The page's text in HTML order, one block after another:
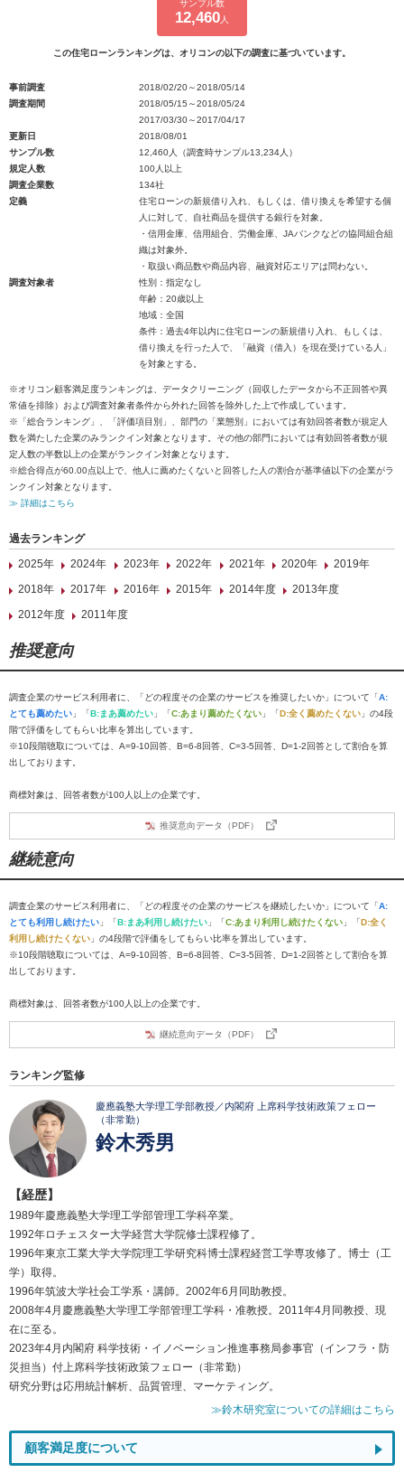
サンプル数
12,460 人
この住宅ローンランキングは、オリコンの以下の調査に基づいています。
事前調査
2018/02/20～2018/05/14
調査期間
2018/05/15～2018/05/24
2017/03/30～2017/04/17
更新日
2018/08/01
サンプル数
12,460人（調査時サンプル13,234人）
規定人数
100人以上
調査企業数
134社
定義
住宅ローンの新規借り入れ、もしくは、借り換えを希望する個
人に対して、自社商品を提供する銀行を対象。
・信用金庫、信用組合、労働金庫、JAバンクなどの協同組合組
織は対象外。
・取扱い商品数や商品内容、融資対応エリアは問わない。
調査対象者
性別：指定なし
年齢：20歳以上
地域：全国
条件：過去4年以内に住宅ローンの新規借り入れ、もしくは、
借り換えを行った人で、「融資（借入）を現在受けている人」
を対象とする。
※オリコン顧客満足度ランキングは、データクリーニング（回収したデータから不正回答や異
常値を排除）および調査対象者条件から外れた回答を除外した上で作成しています。
※「総合ランキング」、「評価項目別」、部門の「業態別」においては有効回答者数が規定人
数を満たした企業のみランクイン対象となります。その他の部門においては有効回答者数が規
定人数の半数以上の企業がランクイン対象となります。
※総合得点が60.00点以上で、他人に薦めたくないと回答した人の割合が基準値以下の企業がラ
ンクイン対象となります。
≫ 詳細はこちら
過去ランキング
2025年
2024年 2023年 2022年 2021年 2020年
2019年
2018年
2017年 2016年 2015年 2014年度
2013年度
2012年度
2011年度
推奨意向
調査企業のサービス利用者に、「どの程度その企業のサービスを推奨したいか」について「A:
とても薦めたい 」「B:まあ薦めたい 」「C:あまり薦めたくない 」「D:全く薦めたくない 」の4段
階で評価をしてもらい比率を算出しています。
※10段階聴取については、A=9-10回答、B=6-8回答、C=3-5回答、D=1-2回答として割合を算
出しております。
商標対象は、回答者数が100人以上の企業です。
推奨意向データ（PDF）
継続意向
調査企業のサービス利用者に、「どの程度その企業のサービスを継続したいか」について「A:
とても利用し続けたい 」「B:まあ利用し続けたい 」「C:あまり利用し続けたくない 」「D:全く
利用し続けたくない 」の4段階で評価をしてもらい比率を算出しています。
※10段階聴取については、A=9-10回答、B=6-8回答、C=3-5回答、D=1-2回答として割合を算
出しております。
商標対象は、回答者数が100人以上の企業です。
継続意向データ（PDF）
ランキング監修
慶應義塾大学理工学部教授／内閣府 上席科学技術政策フェロー
（非常勤）
鈴木秀男
【経歴】
1989年慶應義塾大学理工学部管理工学科卒業。
1992年ロチェスター大学経営大学院修士課程修了。
1996年東京工業大学大学院理工学研究科博士課程経営工学専攻修了。博士（工
学）取得。
1996年筑波大学社会工学系・講師。2002年6月同助教授。
2008年4月慶應義塾大学理工学部管理工学科・准教授。2011年4月同教授、現
在に至る。
2023年4月内閣府 科学技術・イノベーション推進事務局参事官（インフラ・防
災担当）付上席科学技術政策フェロー（非常勤）
研究分野は応用統計解析、品質管理、マーケティング。
≫鈴木研究室についての詳細はこちら
顧客満足度について